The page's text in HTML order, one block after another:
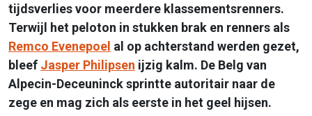
tijdsverlies voor meerdere klassementsrenners.
Terwijl het peloton in stukken brak en renners als
Remco Evenepoel al op achterstand werden gezet,
bleef Jasper Philipsen ijzig kalm. De Belg van
Alpecin-Deceuninck sprintte autoritair naar de
zege en mag zich als eerste in het geel hijsen.